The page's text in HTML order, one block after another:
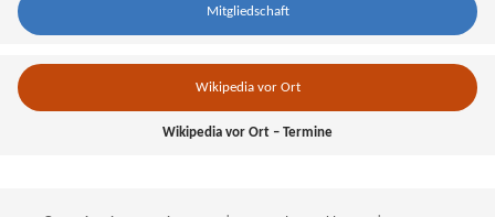
Mitgliedschaft
Wikipedia vor Ort
Wikipedia vor Ort – Termine